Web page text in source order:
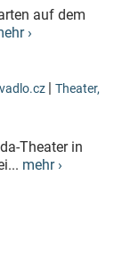
auf dem
›
| Theater,
Theater in
mehr ›